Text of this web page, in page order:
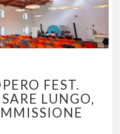
IL
PROPERO
FEST.
MA
FEST.
LUNGO,